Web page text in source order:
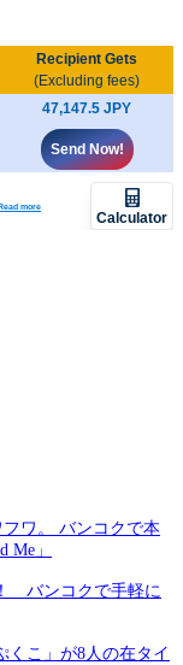
ワ。 バンコクで本
Me」
バンコクで手軽に
くこ」が8人の在タイ